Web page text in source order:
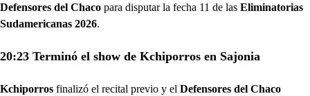
Defensores del Chaco para disputar la fecha 11 de las Eliminatorias
Sudamericanas 2026.
20:23 Terminó el show de Kchiporros en Sajonia
Kchiporros finalizó el recital previo y el Defensores del Chaco